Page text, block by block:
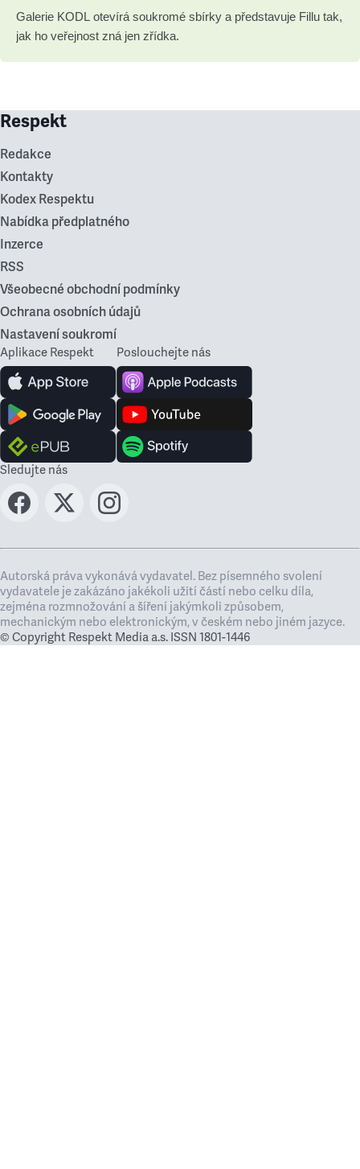
Galerie KODL otevírá soukromé sbírky a představuje Fillu tak,
jak ho veřejnost zná jen zřídka.
Respekt
Redakce
Kontakty
Kodex Respektu
Nabídka předplatného
Inzerce
RSS
Všeobecné obchodní podmínky
Ochrana osobních údajů
Nastavení soukromí
Aplikace Respekt Poslouchejte nás
Sledujte nás
Autorská práva vykonává vydavatel. Bez písemného svolení
vydavatele je zakázáno jakékoli užití částí nebo celku díla,
zejména rozmnožování a šíření jakýmkoli způsobem,
mechanickým nebo elektronickým, v českém nebo jiném jazyce.
© Copyright Respekt Media a.s. ISSN 1801-1446